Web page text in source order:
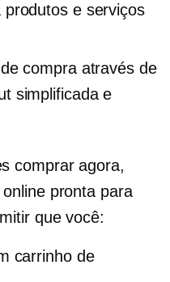
e serviços
compra através de
simplificada e
comprar agora,
pronta para
que você:
carrinho de